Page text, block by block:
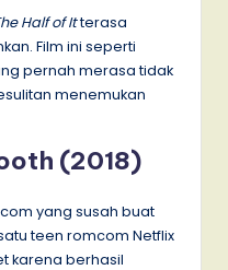
Half of Itterasa
Film ini seperti
pernah merasa tidak
menemukan
(2018)
yang susah buat
teen romcom Netflix
karena berhasil